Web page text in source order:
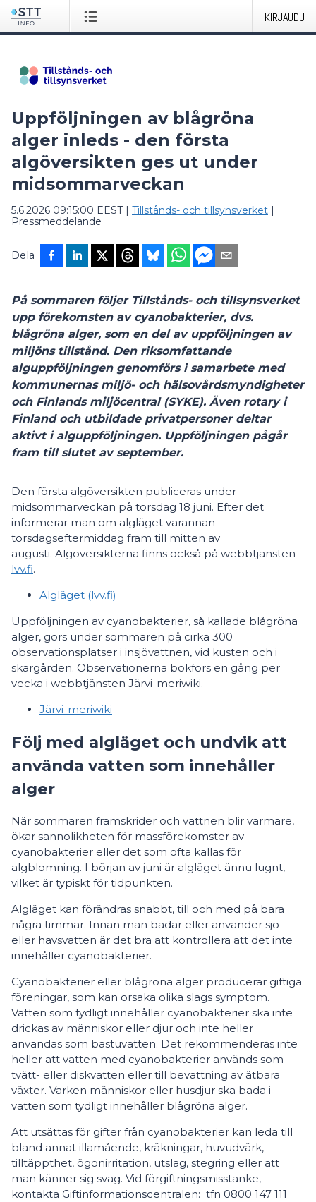
KIRJAUDU
Uppföljningen av blågröna
alger inleds - den första
algöversikten ges ut under
midsommarveckan
5.6.2026 09:15:00 EEST| Tillstånds- och tillsynsverket |
Pressmeddelande
Dela
På sommaren följer Tillstånds- och tillsynsverket
upp förekomsten av cyanobakterier, dvs.
blågröna alger, som en del av uppföljningen av
miljöns tillstånd. Den riksomfattande
alguppföljningen genomförs i samarbete med
kommunernas miljö- och hälsovårdsmyndigheter
och Finlands miljöcentral (SYKE). Även rotary i
Finland och utbildade privatpersoner deltar
aktivt i alguppföljningen. Uppföljningen pågår
fram till slutet av september.
Den första algöversikten publiceras under
midsommarveckan på torsdag 18 juni. Efter det
informerar man om algläget varannan
torsdagseftermiddag fram till mitten av
augusti. Algöversikterna finns också på webbtjänsten
lvv.fi.
Algläget (lvv.fi)
Uppföljningen av cyanobakterier, så kallade blågröna
alger, görs under sommaren på cirka 300
observationsplatser i insjövattnen, vid kusten och i
skärgården. Observationerna bokförs en gång per
vecka i webbtjänsten Järvi-meriwiki.
Järvi-meriwiki
Följ med algläget och undvik att
använda vatten som innehåller
alger
När sommaren framskrider och vattnen blir varmare,
ökar sannolikheten för massförekomster av
cyanobakterier eller det som ofta kallas för
algblomning. I början av juni är algläget ännu lugnt,
vilket är typiskt för tidpunkten.
Algläget kan förändras snabbt, till och med på bara
några timmar. Innan man badar eller använder sjö-
eller havsvatten är det bra att kontrollera att det inte
innehåller cyanobakterier.
Cyanobakterier eller blågröna alger producerar giftiga
föreningar, som kan orsaka olika slags symptom.
Vatten som tydligt innehåller cyanobakterier ska inte
drickas av människor eller djur och inte heller
användas som bastuvatten. Det rekommenderas inte
heller att vatten med cyanobakterier används som
tvätt- eller diskvatten eller till bevattning av ätbara
växter. Varken människor eller husdjur ska bada i
vatten som tydligt innehåller blågröna alger.
Att utsättas för gifter från cyanobakterier kan leda till
bland annat illamående, kräkningar, huvudvärk,
tilltäppthet, ögonirritation, utslag, stegring eller att
man känner sig svag. Vid förgiftningsmisstanke,
kontakta Giftinformationscentralen: tfn 0800 147 111